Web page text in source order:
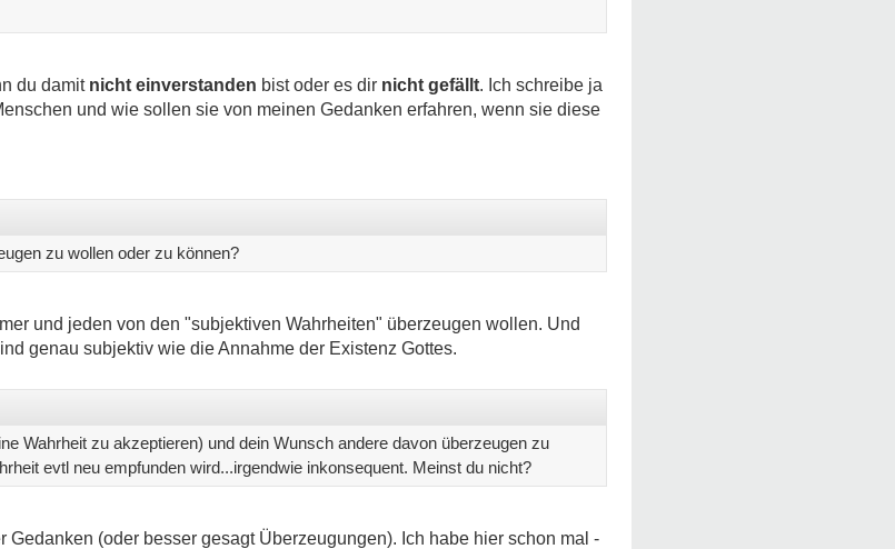
du damit nicht einverstanden bist oder es dir nicht gefällt. Ich schreibe ja
und wie sollen sie von meinen Gedanken erfahren, wenn sie diese
zu wollen oder zu können?
und jeden von den "subjektiven Wahrheiten" überzeugen wollen. Und
genau subjektiv wie die Annahme der Existenz Gottes.
Wahrheit zu akzeptieren) und dein Wunsch andere davon überzeugen zu
evtl neu empfunden wird...irgendwie inkonsequent. Meinst du nicht?
(oder besser gesagt Überzeugungen). Ich habe hier schon mal -